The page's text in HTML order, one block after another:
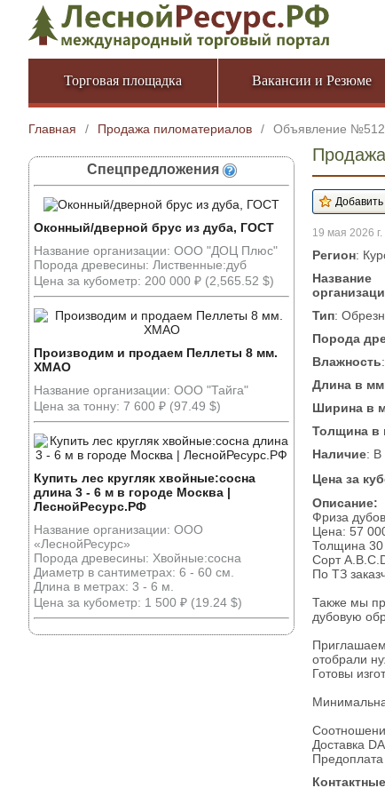
Торговая площадка Вакансии и Резюме
Главная / Продажа пиломатериалов / Объявление
Спецпредложения
Оконный/дверной брус из дуба, ГОСТ
Название организации: ООО "ДОЦ Плюс"
Порода древесины: Лиственные:дуб
Цена за кубометр: 200 000 ₽ (2,565.52 $)
Производим и продаем Пеллеты 8 мм.
ХМАО
Название организации: ООО "Тайга"
Цена за тонну: 7 600 ₽ (97.49 $)
Купить лес кругляк хвойные:сосна
длина 3 - 6 м в городе Москва |
ЛеснойРесурс.РФ
Название организации: ООО
«ЛеснойРесурс»
Порода древесины: Хвойные:сосна
Диаметр в сантиметрах: 6 - 60 см.
Длина в метрах: 3 - 6 м.
Цена за кубометр: 1 500 ₽ (19.24 $)
19 мая 2026 г.
Регион:
Название
Тип:
Порода
Влажность
Длина в мм
Ширина в
Толщина в
Наличие: В
Цена за
Описание:
Фриза
Цена: 57
Толщина
Сорт
По ТЗ
Также мы
дубовую
отобрали
Готовы
Доставка